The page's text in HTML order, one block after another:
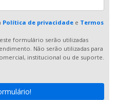
Política de privacidadee Termos
formulário serão utilizadas
Não serão utilizadas para
institucional ou de suporte.